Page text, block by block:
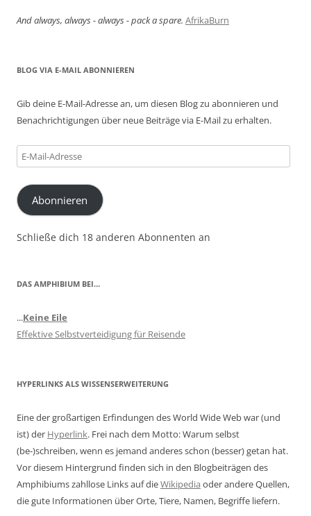
And always, always - always - pack a spare. AfrikaBurn
BLOG VIA E-MAIL ABONNIEREN
Gib deine E-Mail-Adresse an, um diesen Blog zu abonnieren und
Benachrichtigungen über neue Beiträge via E-Mail zu erhalten.
E-
Mail-
Adresse
Abonnieren
Schließe dich 18 anderen Abonnenten an
DAS AMPHIBIUM BEI…
...Keine Eile
Effektive Selbstverteidigung für Reisende
HYPERLINKS ALS WISSENSERWEITERUNG
Eine der großartigen Erfindungen des World Wide Web war (und
ist) der Hyperlink. Frei nach dem Motto: Warum selbst
(be-)schreiben, wenn es jemand anderes schon (besser) getan hat.
Vor diesem Hintergrund finden sich in den Blogbeiträgen des
Amphibiums zahllose Links auf dieWikipedia oder andere Quellen,
die gute Informationen über Orte, Tiere, Namen, Begriffe liefern.